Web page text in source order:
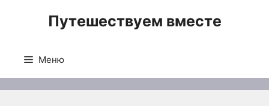
Путешествуем вместе
Меню